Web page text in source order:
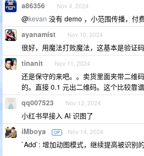
a86356 Nov 4, 2024
@kevan 没有 demo ，小范围传播，付费
ayanamist Nov 10, 2024
很好，用魔法打败魔法，这基本是验证
tinanit Nov 11, 2024
还是保守的来吧。。卖货里面夹带二维
的。直接 0.1 元出二维码。这个比较靠
qq007523 Nov 12, 2024
小红书早接入 AI 识图了
iMboya OP Nov 14, 2024
`Add`: 增加动图模式，继续提高被识别的